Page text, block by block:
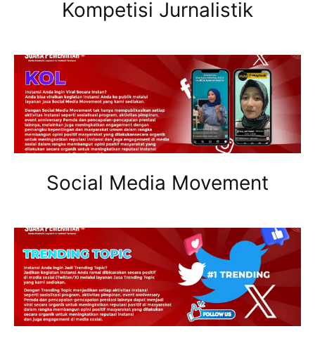
Kompetisi Jurnalistik
Social Media Movement